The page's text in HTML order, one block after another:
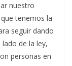
nuestro
tenemos la
seguir dando
de la ley,
personas en